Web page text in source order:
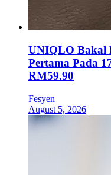
UNIQLO Bakal
Pertama Pada
RM59.90
Fesyen
August 5, 2026